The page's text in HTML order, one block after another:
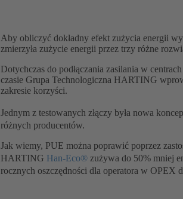
Aby obliczyć dokładny efekt zużycia energii
zmierzyła zużycie energii przez trzy różne
Dotychczas do podłączania zasilania w
czasie Grupa Technologiczna HARTING
zakresie korzyści.
Jednym z testowanych złączy była nowa
różnych producentów.
Jak wiemy, PUE można poprawić poprzez
HARTING Han-Eco® zużywa do 50% mniej
rocznych oszczędności dla operatora w OPEX